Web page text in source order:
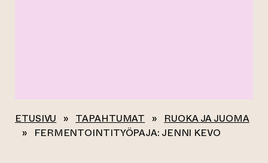
ETUSIVU » TAPAHTUMAT »
RUOKA JA JUOMA
»
FERMENTOINTITYÖPAJA: JENNI KEVO